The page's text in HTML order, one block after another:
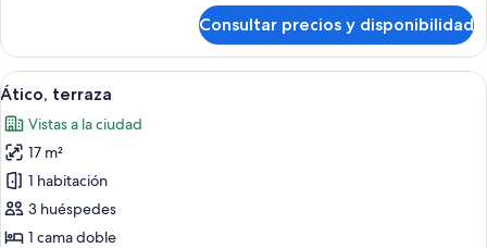
doble
superior
(Interior)
Consultar precios y disponibilidad
Abrir
todas
las
fotos
de
Ático,
terraza
Habitación de hotel con una cama
7
Ático, terraza
Vistas a la ciudad
17 m²
1 habitación
3 huéspedes
1 cama doble